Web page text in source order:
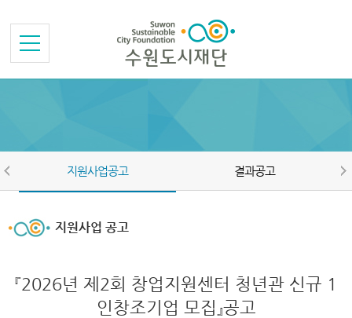
지원사업공고 결과공고
지원사업 공고
『2026년 제2회 창업지원센터 청년관 신규 1
인창조기업 모집』공고